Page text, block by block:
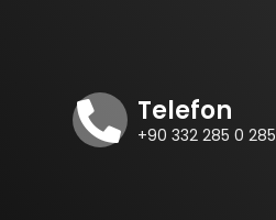
Telefon
+90 332 285 0 285